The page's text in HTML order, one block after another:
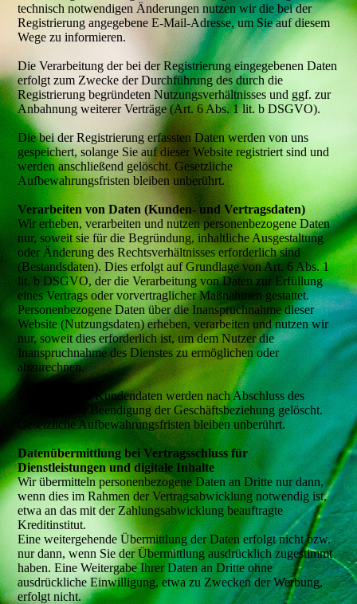
technisch notwendigen Änderungen nutzen wir die bei der
Registrierung angegebene E-Mail-Adresse, um Sie auf diesem
Wege zu informieren.
Die Verarbeitung der bei der Registrierung eingegebenen Daten
erfolgt zum Zwecke der Durchführung des durch die
Registrierung begründeten Nutzungsverhältnisses und ggf. zur
Anbahnung weiterer Verträge (Art. 6 Abs. 1 lit. b DSGVO).
Die bei der Registrierung erfassten Daten werden von uns
gespeichert, solange Sie auf dieser Website registriert sind und
werden anschließend gelöscht. Gesetzliche
Aufbewahrungsfristen bleiben unberührt.
Verarbeiten von Daten (Kunden- und Vertragsdaten)
Wir erheben, verarbeiten und nutzen personenbezogene Daten
nur, soweit sie für die Begründung, inhaltliche Ausgestaltung
oder Änderung des Rechtsverhältnisses erforderlich sind
(Bestandsdaten). Dies erfolgt auf Grundlage von Art. 6 Abs. 1
lit. b DSGVO, der die Verarbeitung von Daten zur Erfüllung
eines Vertrags oder vorvertraglicher Maßnahmen gestattet.
Personenbezogene Daten über die Inanspruchnahme dieser
Website (Nutzungsdaten) erheben, verarbeiten und nutzen wir
nur, soweit dies erforderlich ist, um dem Nutzer die
Inanspruchnahme des Dienstes zu ermöglichen oder
abzurechnen.
Die erhobenen Kundendaten werden nach Abschluss des
Auftrags oder Beendigung der Geschäftsbeziehung gelöscht.
Gesetzliche Aufbewahrungsfristen bleiben unberührt.
Datenübermittlung bei Vertragsschluss für
Dienstleistungen und digitale Inhalte
Wir übermitteln personenbezogene Daten an Dritte nur dann,
wenn dies im Rahmen der Vertragsabwicklung notwendig ist,
etwa an das mit der Zahlungsabwicklung beauftragte
Kreditinstitut.
Eine weitergehende Übermittlung der Daten erfolgt nicht bzw.
nur dann, wenn Sie der Übermittlung ausdrücklich zugestimmt
haben. Eine Weitergabe Ihrer Daten an Dritte ohne
ausdrückliche Einwilligung, etwa zu Zwecken der Werbung,
erfolgt nicht.